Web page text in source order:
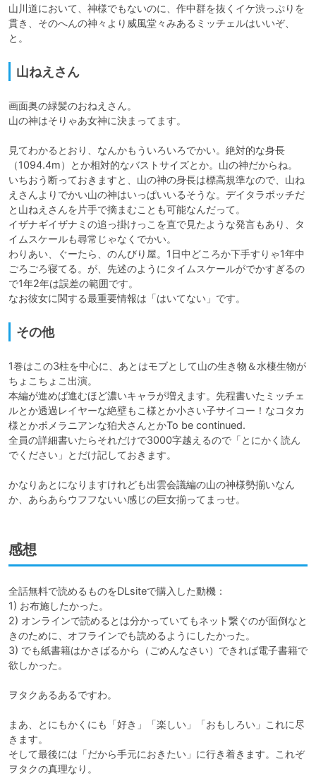
山川道において、神様でもないのに、作中群を抜くイケ渋っぷりを
貫き、そのへんの神々より威風堂々みあるミッチェルはいいぞ、
と。
山ねえさん
画面奥の緑髪のおねえさん。
山の神はそりゃあ女神に決まってます。
見てわかるとおり、なんかもういろいろでかい。絶対的な身長
（1094.4m）とか相対的なバストサイズとか。山の神だからね。
いちおう断っておきますと、山の神の身長は標高規準なので、山ね
えさんよりでかい山の神はいっぱいいるそうな。デイタラボッチだ
と山ねえさんを片手で摘まむことも可能なんだって。
イザナギイザナミの追っ掛けっこを直で見たような発言もあり、タ
イムスケールも尋常じゃなくでかい。
わりあい、ぐーたら、のんびり屋。1日中どころか下手すりゃ1年中
ごろごろ寝てる。が、先述のようにタイムスケールがでかすぎるの
で1年2年は誤差の範囲です。
なお彼女に関する最重要情報は「はいてない」です。
その他
1巻はこの3柱を中心に、あとはモブとして山の生き物＆水棲生物が
ちょこちょこ出演。
本編が進めば進むほど濃いキャラが増えます。先程書いたミッチェ
ルとか透過レイヤーな絶壁もこ様とか小さい子サイコー！なコタカ
様とかポメラニアンな狛犬さんとかTo be continued.
全員の詳細書いたらそれだけで3000字越えるので「とにかく読ん
でください」とだけ記しておきます。
かなりあとになりますけれども出雲会議編の山の神様勢揃いなん
か、あらあらウフフないい感じの巨女揃ってまっせ。
感想
全話無料で読めるものをDLsiteで購入した動機：
1) お布施したかった。
2) オンラインで読めるとは分かっていてもネット繋ぐのが面倒なと
きのために、オフラインでも読めるようにしたかった。
3) でも紙書籍はかさばるから（ごめんなさい）できれば電子書籍で
欲しかった。
ヲタクあるあるですわ。
まあ、とにもかくにも「好き」「楽しい」「おもしろい」これに尽
きます。
そして最後には「だから手元におきたい」に行き着きます。これぞ
ヲタクの真理なり。